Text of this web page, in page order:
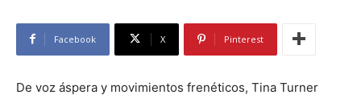
Facebook X Pinterest
De voz áspera y movimientos frenéticos, Tina Turner